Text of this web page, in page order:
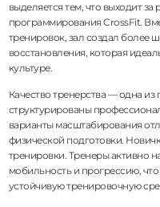
выделяется тем, что выходит за
программирования CrossFit.
тренировок, зал создал более
восстановления, которая
культуре.
Качество тренерства — одна из
структурированы
варианты масштабирования
физической подготовки.
тренировки. Тренеры активно
мобильность и прогрессию, что
устойчивую тренировочную